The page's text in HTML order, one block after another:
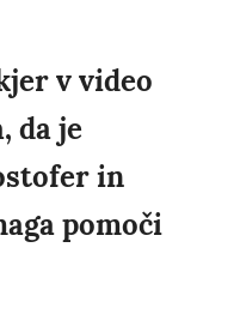
v video
da je
in
pomoči